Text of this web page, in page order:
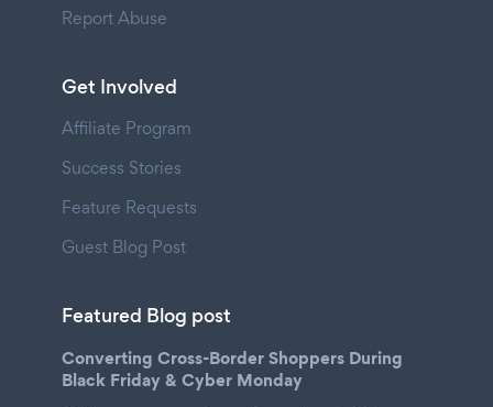
Report Abuse
Get Involved
Affiliate Program
Success Stories
Feature Requests
Guest Blog Post
Featured Blog post
Converting Cross-Border Shoppers During
Black Friday & Cyber Monday